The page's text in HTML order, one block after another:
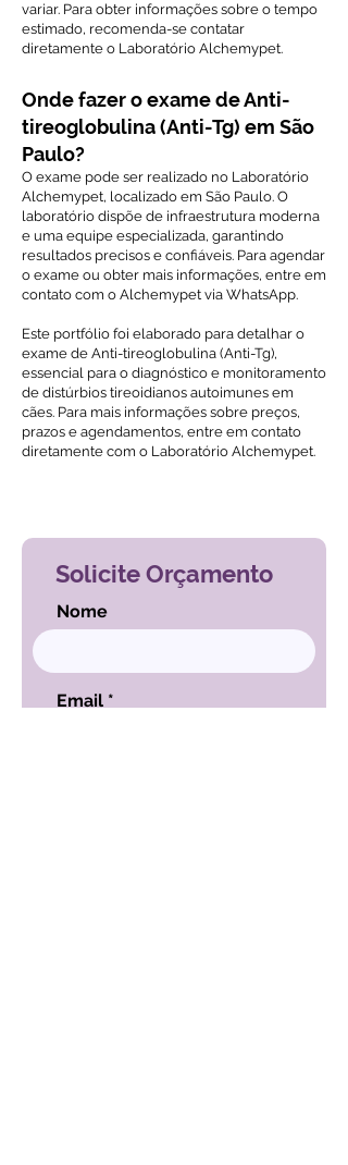
variar. Para obter informações sobre o tempo
estimado, recomenda-se contatar
diretamente o Laboratório Alchemypet.
Onde fazer o exame de Anti-
tireoglobulina (Anti-Tg) em São
Paulo?
O exame pode ser realizado no Laboratório
Alchemypet, localizado em São Paulo. O
laboratório dispõe de infraestrutura moderna
e uma equipe especializada, garantindo
resultados precisos e confiáveis. Para agendar
o exame ou obter mais informações, entre em
contato com o Alchemypet via WhatsApp.
Este portfólio foi elaborado para detalhar o
exame de Anti-tireoglobulina (Anti-Tg),
essencial para o diagnóstico e monitoramento
de distúrbios tireoidianos autoimunes em
cães. Para mais informações sobre preços,
prazos e agendamentos, entre em contato
diretamente com o Laboratório Alchemypet.
Solicite Orçamento
Nome
Email